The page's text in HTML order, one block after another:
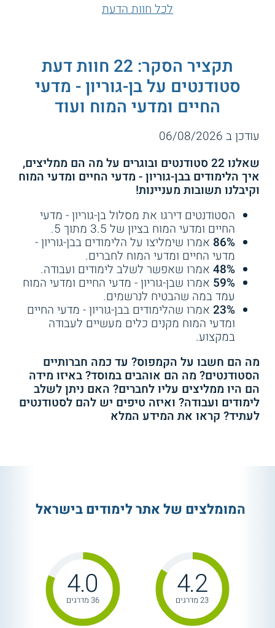
לכל חוות הדעת
תקציר הסקר: 22 חוות דעת
סטודנטים על בן-גוריון - מדעי
החיים ומדעי המוח ועוד
עודכן ב 06/08/2026
שאלנו 22 סטודנטים ובוגרים על מה הם ממליצים,
איך הלימודים בבן-גוריון - מדעי החיים ומדעי המוח
וקיבלנו תשובות מעניינות!
הסטודנטים דירגו את מסלול בן-גוריון - מדעי
החיים ומדעי המוח בציון של 3.5 מתוך 5.
86% אמרו שימליצו על הלימודים בבן-גוריון -
מדעי החיים ומדעי המוח לחברים.
48% אמרו שאפשר לשלב לימודים ועבודה.
59% אמרו שבן-גוריון - מדעי החיים ומדעי המוח
עמד במה שהבטיח לנרשמים.
23% אמרו שהלימודים בבן-גוריון - מדעי החיים
ומדעי המוח מקנים כלים מעשיים לעבודה
במקצוע.
מה הם חשבו על הקמפוס? עד כמה חברותיים
הסטודנטים? מה הם אוהבים במוסד? באיזו מידה
הם היו ממליצים עליו לחברים? האם ניתן לשלב
לימודים ועבודה? ואיזה טיפים יש להם לסטודנטים
לעתיד? קראו את המידע המלא
המומלצים של אתר לימודים בישראל
4.2
23 מדרגים 4.0
36 מדרגים